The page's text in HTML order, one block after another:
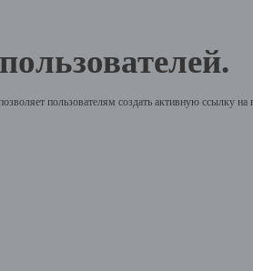
пользователям создать активную ссылку на